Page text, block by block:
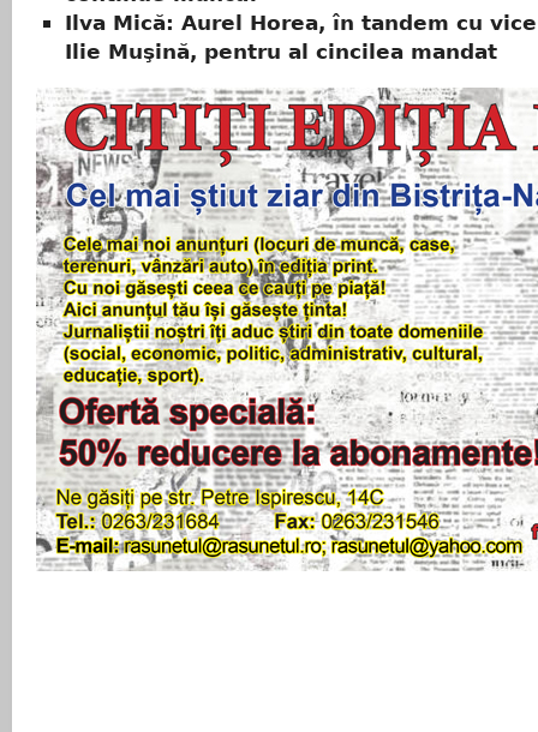
Ilva Mică: Aurel Horea, în tandem cu
Ilie Muşină, pentru al cincilea mandat